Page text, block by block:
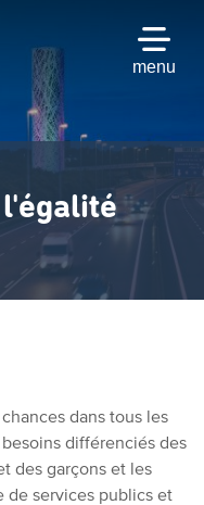
menu
l'égalité
dans tous les
différenciés des
des garçons et les
de services publics et